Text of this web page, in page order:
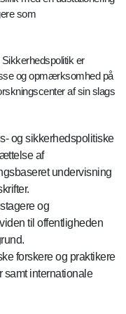
som
er
og opmærksomhed på
af sin slags
og sikkerhedspolitiske
af
undervisning
og
til offentligheden
forskere og praktikere
samt internationale